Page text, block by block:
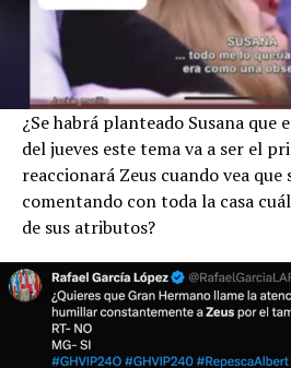
¿Se habrá planteado Susana que
del jueves este tema va a ser el
reaccionará Zeus cuando vea que
comentando con toda la casa
de sus atributos?